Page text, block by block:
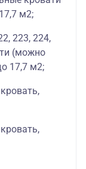
м2;
223, 224,
(можно
17,7 м2;